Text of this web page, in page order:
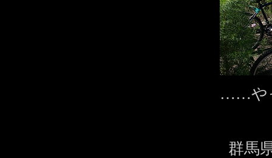
……や
群馬